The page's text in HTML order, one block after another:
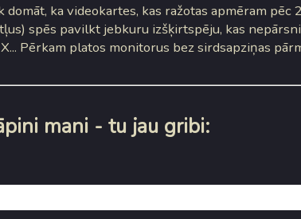
domāt, ka videokartes, kas ražotas apmēram pēc
spēs pavilkt jebkuru izšķirtspēju, kas
Pērkam platos monitorus bez sirdsapziņas
mani - tu jau gribi: